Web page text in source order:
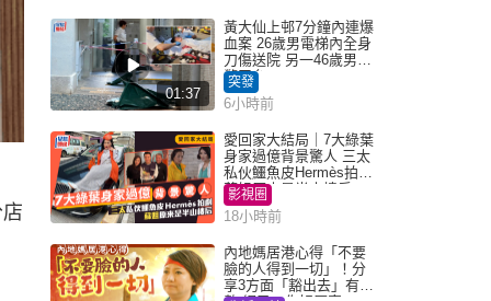
01:37
黃大仙上邨7分鐘內連爆
血案 26歲男電梯內全身
刀傷送院 另一46歲男倒
斃平台
突發
6小時前
愛回家大結局｜7大綠葉
身家過億背景驚人 三太
私伙鱷魚皮Hermès拍劇
蘇姐原來是半山樓后
影視圈
18小時前
內地媽居港心得「不要
臉的人得到一切」！分
享3方面「豁出去」有著